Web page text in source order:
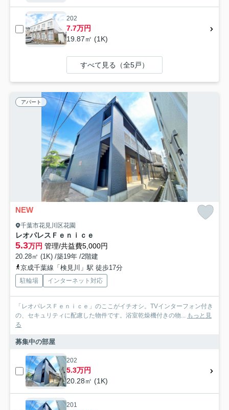
202
7.7万円
19.87㎡ (1K)
すべて見る（全5戸）
アパート
NEW
千葉市花見川区花園
レオパレスＦｅｎｉｃｅ
5.3万円 管理/共益費5,000円
20.28㎡ (1K) /築19年 /2階建
京成千葉線「検見川」駅 徒歩17分
駐輪場 インターネット対応
「レオパレスＦｅｎｉｃｅ」のここがイチオシ。TVインターフォン付き
の、セキュリティに配慮した物件です。浴室乾燥機付きの物... もっと見
る
募集中の部屋
202
5.3万円
20.28㎡ (1K)
201